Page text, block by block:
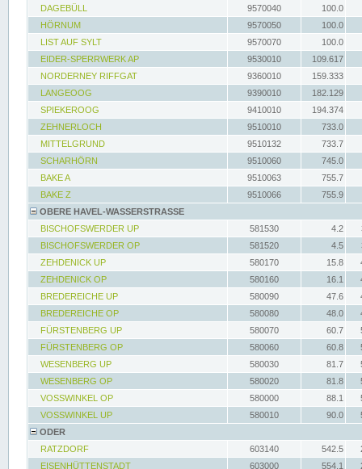
DAGEBÜLL 9570040
100.0
HÖRNUM
9570050
100.0
LIST AUF SYLT
9570070
100.0
EIDER-SPERRWERK AP
9530010
109.617
NORDERNEY RIFFGAT
9360010
159.333
LANGEOOG
9390010
182.129
SPIEKEROOG
9410010
194.374
ZEHNERLOCH
9510010
733.0
MITTELGRUND
9510132
733.7
SCHARHÖRN
9510060
745.0
BAKE A
9510063
755.7
BAKE Z
9510066
755.9
OBERE HAVEL-WASSERSTRASSE
BISCHOFSWERDER UP
581530 4.2
BISCHOFSWERDER OP
581520 4.5
ZEHDENICK UP
580170 15.8
ZEHDENICK OP
580160 16.1
BREDEREICHE UP
580090 47.6
BREDEREICHE OP
580080 48.0
FÜRSTENBERG UP
580070 60.7
FÜRSTENBERG OP
580060 60.8
WESENBERG UP
580030 81.7
WESENBERG OP
580020 81.8
VOSSWINKEL OP
580000 88.1
VOSSWINKEL UP
580010 90.0
ODER
RATZDORF
603140 542.5
EISENHÜTTENSTADT
603000 554.1